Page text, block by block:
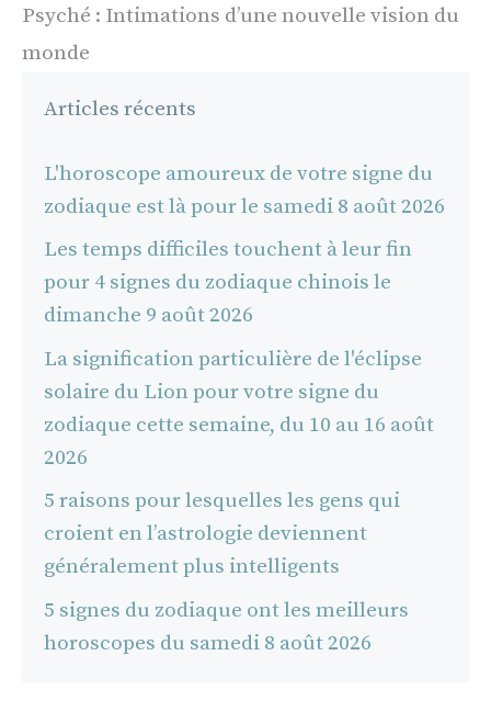
Psyché : Intimations d’une nouvelle vision du
monde
Articles récents
L'horoscope amoureux de votre signe du
zodiaque est là pour le samedi 8 août 2026
Les temps difficiles touchent à leur fin
pour 4 signes du zodiaque chinois le
dimanche 9 août 2026
La signification particulière de l'éclipse
solaire du Lion pour votre signe du
zodiaque cette semaine, du 10 au 16 août
2026
5 raisons pour lesquelles les gens qui
croient en l’astrologie deviennent
généralement plus intelligents
5 signes du zodiaque ont les meilleurs
horoscopes du samedi 8 août 2026